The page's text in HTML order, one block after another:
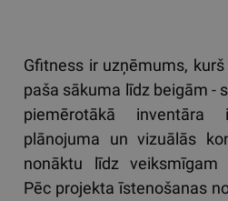
Gfitness ir uzņēmums,
paša sākuma līdz beigām -
piemērotākā
plānojuma un vizuālās
nonāktu līdz veiksmīgam
Pēc projekta īstenošanas